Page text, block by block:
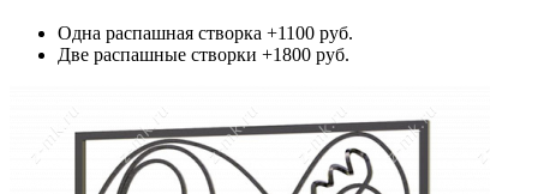
Одна распашная створка +1100 руб.
Две распашные створки +1800 руб.